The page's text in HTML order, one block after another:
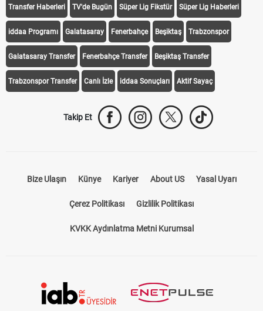
Transfer Haberleri TV'de Bugün Süper Lig Fikstür Süper Lig Haberleri
iddaa Programı Galatasaray Fenerbahçe Beşiktaş Trabzonspor
Galatasaray Transfer Fenerbahçe Transfer Beşiktaş Transfer
Trabzonspor Transfer Canlı İzle iddaa Sonuçları Aktif Sayaç
Takip Et
Bize Ulaşın Künye Kariyer About US Yasal Uyarı
Çerez Politikası Gizlilik Politikası
KVKK Aydınlatma Metni Kurumsal